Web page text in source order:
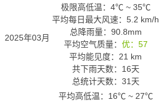
2025年03月
极限高低温： 4℃ ~ 35℃
平均每日最大风速：5.2 km/h
总降雨量：90.8mm
平均空气质量： 优：57
平均能见度：21 km
共下雨天数：16天
总统计天数：31天
平均高低温： 16℃ ~ 27℃